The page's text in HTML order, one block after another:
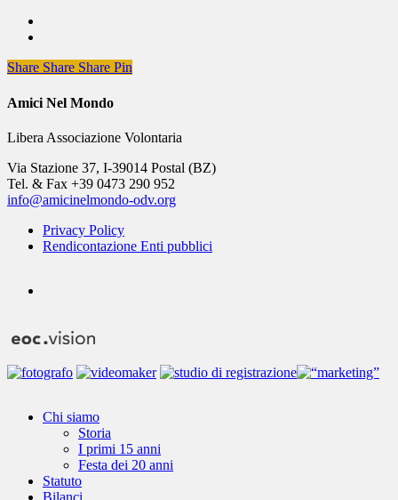
Share
Share Share Share Pin
Amici Nel Mondo
Libera Associazione Volontaria
Via Stazione 37, I-39014 Postal (BZ)
Tel. & Fax +39 0473 290 952
info@amicinelmondo-odv.org
Privacy Policy
Rendicontazione Enti pubblici
Close
Chi siamo
Storia
I primi 15 anni
Festa dei 20 anni
Statuto
Bilanci